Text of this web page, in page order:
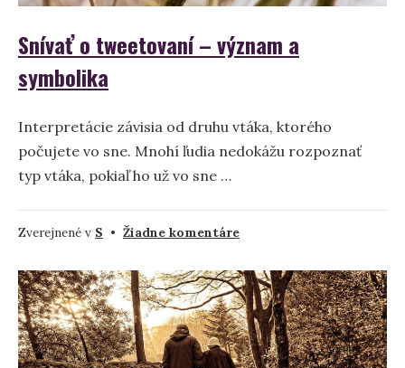
Snívať o tweetovaní – význam a
symbolika
Interpretácie závisia od druhu vtáka, ktorého
počujete vo sne. Mnohí ľudia nedokážu rozpoznať
typ vtáka, pokiaľ ho už vo sne …
Zverejnené v S • Žiadne komentárena
o
tweetovaní
–
význam
a